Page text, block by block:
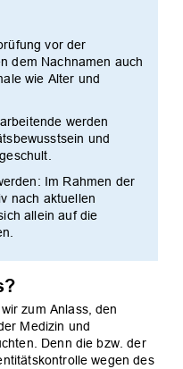
vor der
dem Nachnamen auch
wie Alter und
werden
und
Im Rahmen der
nach aktuellen
allein auf die
zum Anlass, den
Medizin und
Denn die bzw. der
wegen des